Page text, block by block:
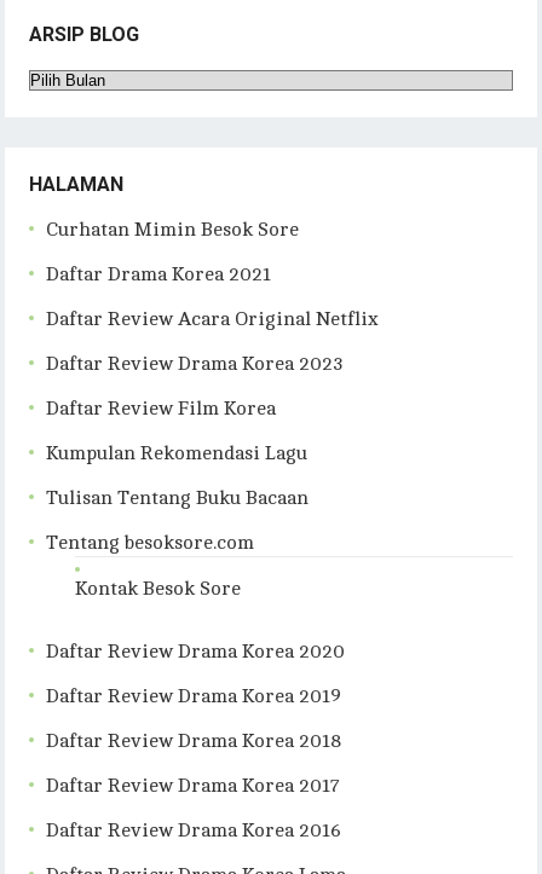
ARSIP BLOG
Arsip
HALAMAN
Curhatan Mimin Besok Sore
Daftar Drama Korea 2021
Daftar Review Acara Original Netflix
Daftar Review Drama Korea 2023
Daftar Review Film Korea
Kumpulan Rekomendasi Lagu
Tulisan Tentang Buku Bacaan
Tentang besoksore.com
Kontak Besok Sore
Daftar Review Drama Korea 2020
Daftar Review Drama Korea 2019
Daftar Review Drama Korea 2018
Daftar Review Drama Korea 2017
Daftar Review Drama Korea 2016